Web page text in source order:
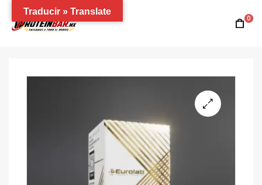
0
Traducir » Translate